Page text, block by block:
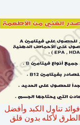
فوائد تناول الكبد وأفضل
الطرق لأكله بدون قلق